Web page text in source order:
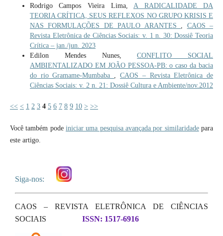
Rodrigo Campos Vieira Lima, A RADICALIDADE DA
TEORIA CRÍTICA, SEUS REFLEXOS NO GRUPO KRISIS E
NAS FORMULAÇÕES DE PAULO ARANTES
CAOS –
Revista Eletrônica de Ciências Sociais: v. 1 n. 30: Dossiê Teoria
Crítica – jan./jun. 2023
Edilon Mendes Nunes,CONFLITO SOCIAL
AMBIENTALIZADO EM JOÃO PESSOA-PB: o caso da bacia
do rio Gramame-Mumbaba
,CAOS – Revista Eletrônica de
Ciências Sociais: v. 2 n. 21: Dossiê Cultura e Ambiente/nov.2012
<< < 1 2 3 4 5 6 7 8 9 10 > >>
Você também pode iniciar uma pesquisa avançada por similaridadepara
este artigo.
Siga-nos:
CAOS – REVISTA ELETRÔNICA DE CIÊNCIAS
SOCIAIS
ISSN: 1517-6916